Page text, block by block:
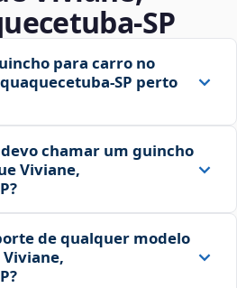
para carro no
perto
chamar um guincho
Viviane,
de qualquer modelo